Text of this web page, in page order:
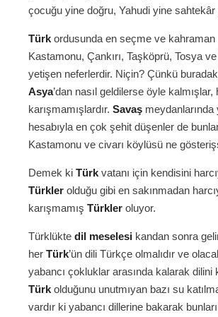
çocuğu yine doğru, Yahudi yine
Türk ordusunda en seçme ve
Kastamonu, Çankırı, Taşköprü, Tosya
yetişen neferlerdir. Niçin? Çünkü
Asya’dan nasıl geldilerse öyle kalmışlar,
karışmamışlardır. Savaş meydanlarında
hesabıyla en çok şehit düşenler de
Kastamonu ve civarı köylüsü ne
Demek ki Türk vatanı için kendisini
Türkler olduğu gibi en sakınmadan
karışmamış Türkler oluyor.
Türklükte dil meselesi kandan sonra
her Türk’ün dili Türkçe olmalıdır ve
yabancı çokluklar arasında kalarak dilini
Türk olduğunu unutmıyan bazı su
vardır ki yabancı dillerine bakarak